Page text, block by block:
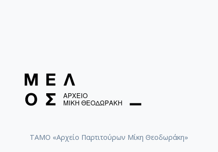
ΤΑΜΟ «Αρχείο Παρτιτούρων Μίκη Θεοδωράκη»